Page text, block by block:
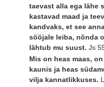
taevast alla ega lähe
kastavad maad ja
kandvaks, et see
sööjale leiba, nõnda
lähtub mu suust.Js
Mis on heas maas,
kaunis ja heas
vilja kannatlikkuses.